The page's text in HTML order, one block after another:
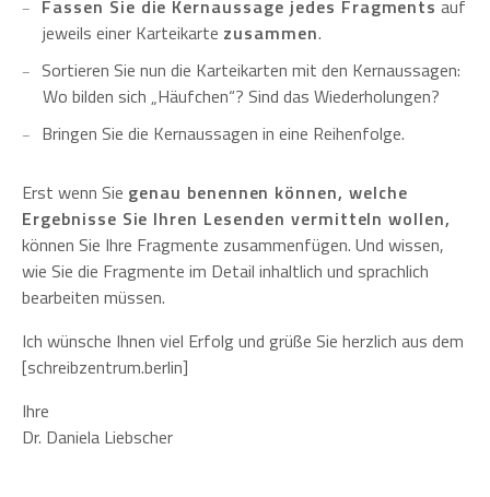
Fassen Sie die Kernaussage jedes Fragments auf
jeweils einer Karteikarte zusammen.
Sortieren Sie nun die Karteikarten mit den Kernaussagen:
Wo bilden sich „Häufchen“? Sind das Wiederholungen?
Bringen Sie die Kernaussagen in eine Reihenfolge.
Erst wenn Sie genau benennen können, welche
Ergebnisse Sie Ihren Lesenden vermitteln wollen,
können Sie Ihre Fragmente zusammenfügen. Und wissen,
wie Sie die Fragmente im Detail inhaltlich und sprachlich
bearbeiten müssen.
Ich wünsche Ihnen viel Erfolg und grüße Sie herzlich aus dem
[schreibzentrum.berlin]
Ihre
Dr. Daniela Liebscher